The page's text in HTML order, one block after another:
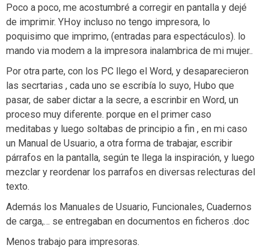
Poco a poco, me acostumbré a corregir en pantalla y dejé
de imprimir. YHoy incluso no tengo impresora, lo
poquisimo que imprimo, (entradas para espectáculos). lo
mando via modem a la impresora inalambrica de mi mujer..
Por otra parte, con los PC llego el Word, y desaparecieron
las secrtarias , cada uno se escribía lo suyo, Hubo que
pasar, de saber dictar a la secre, a escrinbir en Word, un
proceso muy diferente. porque en el primer caso
meditabas y luego soltabas de principio a fin , en mi caso
un Manual de Usuario, a otra forma de trabajar, escribir
párrafos en la pantalla, según te llega la inspiración, y luego
mezclar y reordenar los parrafos en diversas relecturas del
texto.
Además los Manuales de Usuario, Funcionales, Cuadernos
de carga,… se entregaban en documentos en ficheros .doc
Menos trabajo para impresoras.